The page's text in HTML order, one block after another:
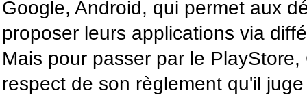
Google, Android, qui permet aux
proposer leurs applications via
Mais pour passer par le
respect de son règlement qu'il